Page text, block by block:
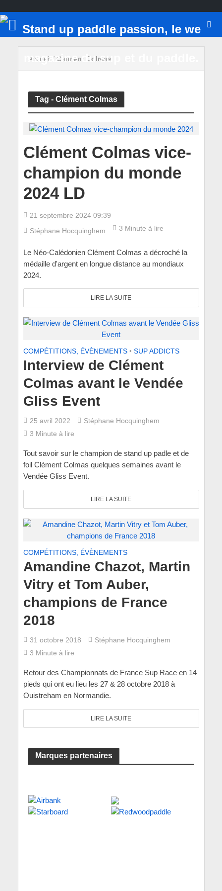
Accueil/ Clément Colmas
Tag - Clément Colmas
Clément Colmas vice-
champion du monde
2024 LD
21 septembre 2024 09:39
Stéphane Hocquinghem
3 Minute à lire
Le Néo-Calédonien Clément Colmas a décroché la
médaille d'argent en longue distance au mondiaux
2024.
LIRE LA SUITE
COMPÉTITIONS, ÉVÈNEMENTS • SUP ADDICTS
Interview de Clément
Colmas avant le Vendée
Gliss Event
25 avril 2022
Stéphane Hocquinghem
3 Minute à lire
Tout savoir sur le champion de stand up padle et de
foil Clément Colmas quelques semaines avant le
Vendée Gliss Event.
LIRE LA SUITE
COMPÉTITIONS, ÉVÈNEMENTS
Amandine Chazot, Martin
Vitry et Tom Auber,
champions de France
2018
31 octobre 2018
Stéphane Hocquinghem
3 Minute à lire
Retour des Championnats de France Sup Race en 14
pieds qui ont eu lieu les 27 & 28 octobre 2018 à
Ouistreham en Normandie.
LIRE LA SUITE
Marques partenaires